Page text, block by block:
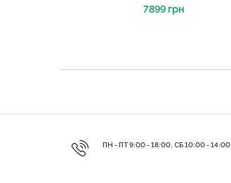
7899 грн
ПН - ПТ 9:00 - 18:00, СБ 10:00 - 14:00